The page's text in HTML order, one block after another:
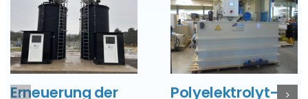
Erneuerung der
Polyelektrolyt-